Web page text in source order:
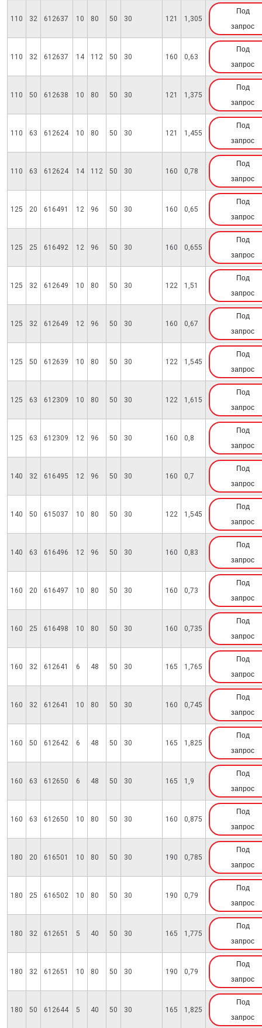
110 32 612637 10 80 50 30 121 1,305
Под
запрос
110 32 612637 14 112 50 30 160 0,63
Под
запрос
110 50 612638 10 80 50 30 121 1,375
Под
запрос
110 63 612624 10 80 50 30 121 1,455
Под
запрос
110 63 612624 14 112 50 30 160 0,78
Под
запрос
125 20 616491 12 96 50 30 160 0,65
Под
запрос
125 25 616492 12 96 50 30 160 0,655
Под
запрос
125 32 612649 10 80 50 30 122 1,51
Под
запрос
125 32 612649 12 96 50 30 160 0,67
Под
запрос
125 50 612639 10 80 50 30 122 1,545
Под
запрос
125 63 612309 10 80 50 30 122 1,615
Под
запрос
125 63 612309 12 96 50 30 160 0,8
Под
запрос
140 32 616495 12 96 50 30 160 0,7
Под
запрос
140 50 615037 10 80 50 30 122 1,545
Под
запрос
140 63 616496 12 96 50 30 160 0,83
Под
запрос
160 20 616497 10 80 50 30 160 0,73
Под
запрос
160 25 616498 10 80 50 30 160 0,735
Под
запрос
160 32 612641 6 48 50 30 165 1,765
Под
запрос
160 32 612641 10 80 50 30 160 0,745
Под
запрос
160 50 612642 6 48 50 30 165 1,825
Под
запрос
160 63 612650 6 48 50 30 165 1,9
Под
запрос
160 63 612650 10 80 50 30 160 0,875
Под
запрос
180 20 616501 10 80 50 30 190 0,785
Под
запрос
180 25 616502 10 80 50 30 190 0,79
Под
запрос
180 32 612651 5 40 50 30 165 1,775
Под
запрос
180 32 612651 10 80 50 30 190 0,79
Под
запрос
180 50 612644 5 40 50 30 165 1,825
Под
запрос